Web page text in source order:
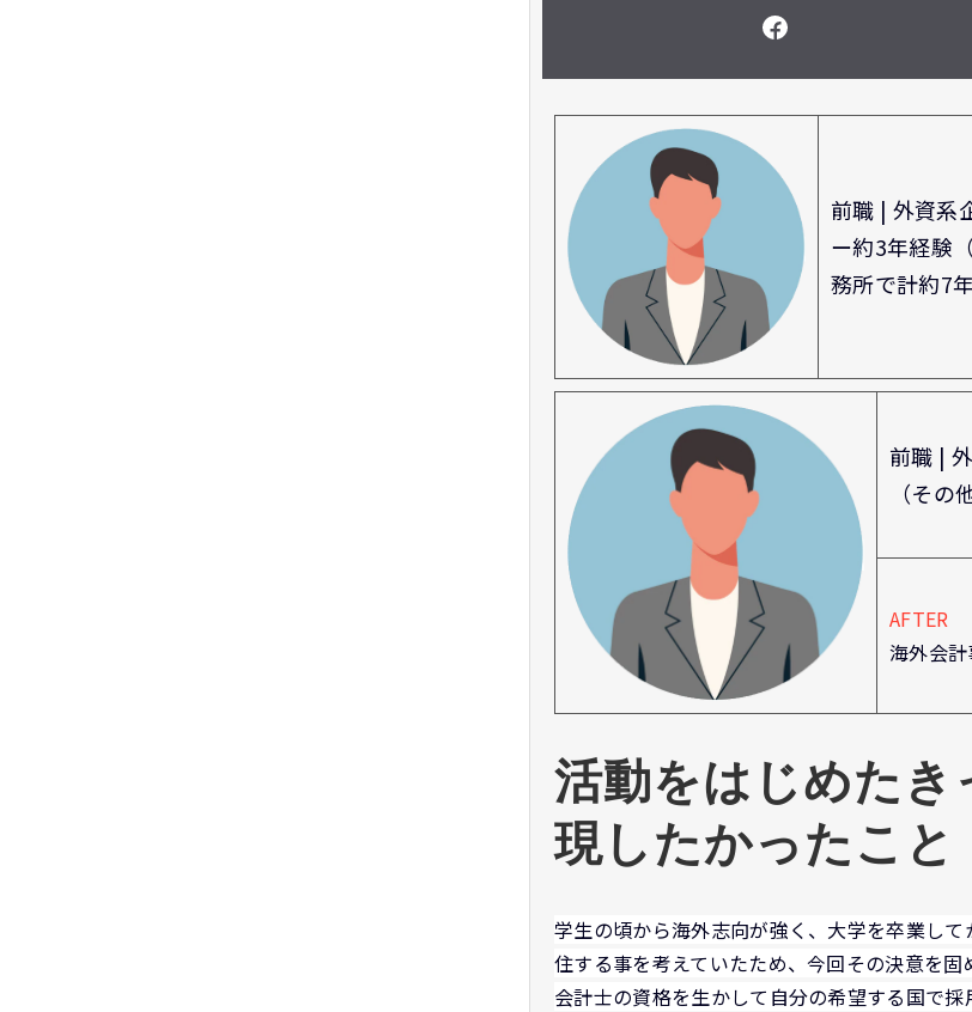
前職 | 外資系
ー約3年経験
務所で計約7年
前職 |
（そ
AFTER
海外会
活動をはじめたき
現したかったこと
学生の頃から海外志向が強く、大学を卒業し
住する事を考えていたため、今回その決意を
会計士の資格を生かして自分の希望する国で採